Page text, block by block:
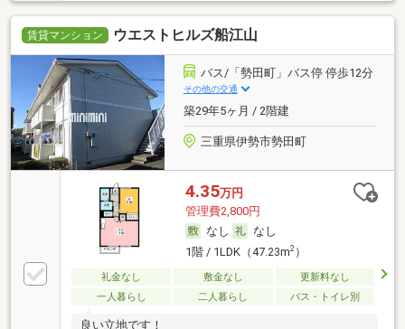
賃貸マンション ウエストヒルズ船江山
バス/「勢田町」バス停 停歩12分
その他の交通
築29年5ヶ月 / 2階建
三重県伊勢市勢田町
4.35万円
管理費2,800円
なし
なし
1階 / 1LDK（47.23m2）
礼金なし 敷金なし
更新料なし
一人暮らし
二人暮らし バス・トイレ別
良い立地です！